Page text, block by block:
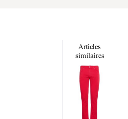
Articles
similaires